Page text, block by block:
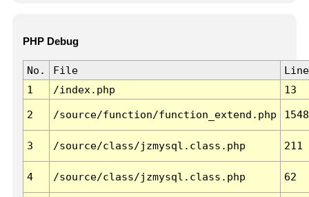
PHP Debug
No. File
Line
1
/index.php 13
2 /source/function/function_extend.php 1548
3 /source/class/jzmysql.class.php 211
4 /source/class/jzmysql.class.php 62